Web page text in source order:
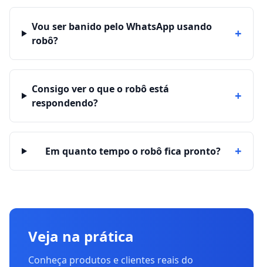
Vou ser banido pelo WhatsApp usando
robô?
+
Consigo ver o que o robô está
respondendo?
+
Em quanto tempo o robô fica pronto? +
Veja na prática
Conheça produtos e clientes reais do